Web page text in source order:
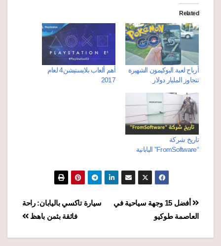
Related
أرباح لعبة البوكيمون الشهيرة
تتجاوز المليار دولار
أهم ألعاب بلايستيشن4 لعام
2017
تاريخ شركة
“FromSoftware” اليابانية
تصفّح
المقالات
سيارة تاكسي باليابان: راحة
فائقة بثمن باهظ
أفضل 15 وجهة سياحية في
العاصمة طوكيو